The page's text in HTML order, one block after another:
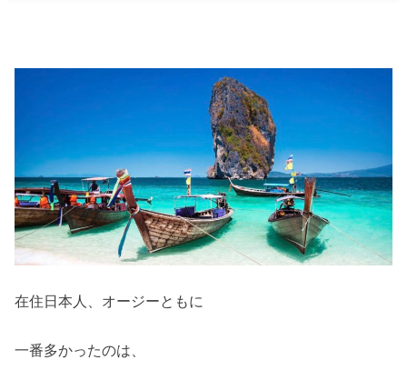
在住日本人、オージーともに
一番多かったのは、